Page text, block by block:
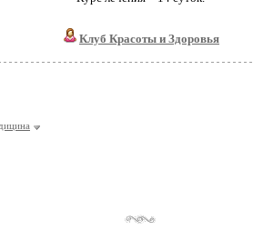
Клуб Красоты и Здоровья